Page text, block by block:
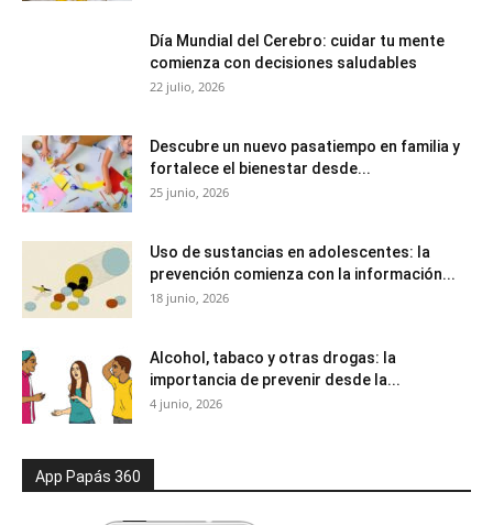
Día Mundial del Cerebro: cuidar tu mente
comienza con decisiones saludables
22 julio, 2026
Descubre un nuevo pasatiempo en familia y
fortalece el bienestar desde...
25 junio, 2026
Uso de sustancias en adolescentes: la
prevención comienza con la información...
18 junio, 2026
Alcohol, tabaco y otras drogas: la
importancia de prevenir desde la...
4 junio, 2026
App Papás 360